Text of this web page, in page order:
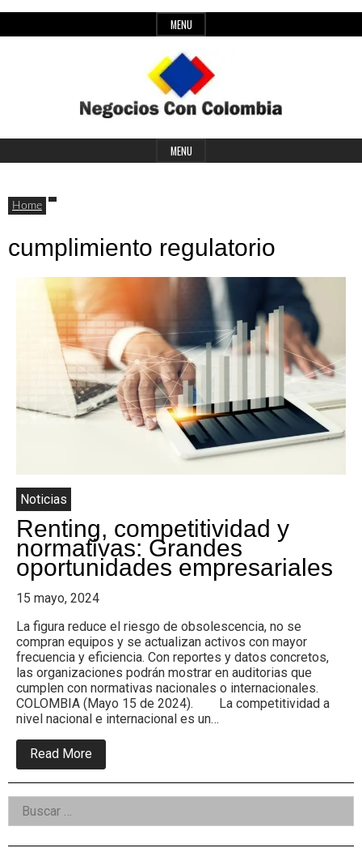
to
MENU
Negocios
con
Colombia
Últimas
noticias,
comunicados
actualidad
negocios
Colombia.
Header
MENU
Home
cumplimiento regulatorio
Noticias
Renting, competitividad y
normativas: Grandes
oportunidades empresariales
15 mayo, 2024
La figura reduce el riesgo de obsolescencia, no se
compran equipos y se actualizan activos con mayor
frecuencia y eficiencia. Con reportes y datos concretos,
las organizaciones podrán mostrar en auditorias que
cumplen con normativas nacionales o internacionales.
COLOMBIA (Mayo 15 de 2024). La competitividad a
nivel nacional e internacional es un…
Read More
Renting,
competitividad
oportunidades
empresariales
Right
Asides
Buscar: